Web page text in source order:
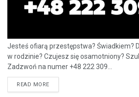
Jesteś ofiarą przestępstwa? Świadkiem?
w rodzinie? Czujesz się osamotniony?
Zadzwoń na numer +48 222 309...
READ MORE